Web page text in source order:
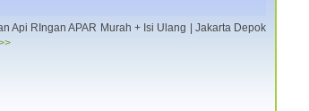
Api RIngan APAR Murah + Isi Ulang | Jakarta Depok